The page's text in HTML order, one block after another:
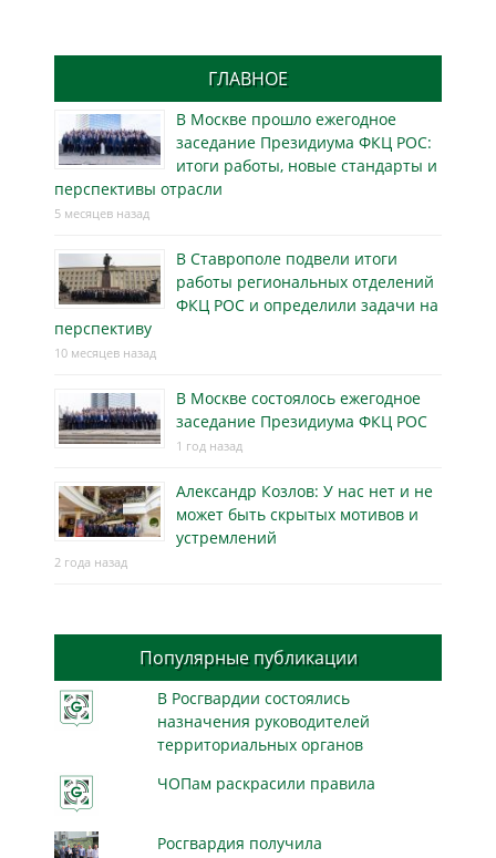
ГЛАВНОЕ
В Москве прошло ежегодное
заседание Президиума ФКЦ РОС:
итоги работы, новые стандарты и
перспективы отрасли
5 месяцев назад
В Ставрополе подвели итоги
работы региональных отделений
ФКЦ РОС и определили задачи на
перспективу
10 месяцев назад
В Москве состоялось ежегодное
заседание Президиума ФКЦ РОС
1 год назад
Александр Козлов: У нас нет и не
может быть скрытых мотивов и
устремлений
2 года назад
Популярные публикации
В Росгвардии состоялись
назначения руководителей
территориальных органов
ЧОПам раскрасили правила
Росгвардия получила